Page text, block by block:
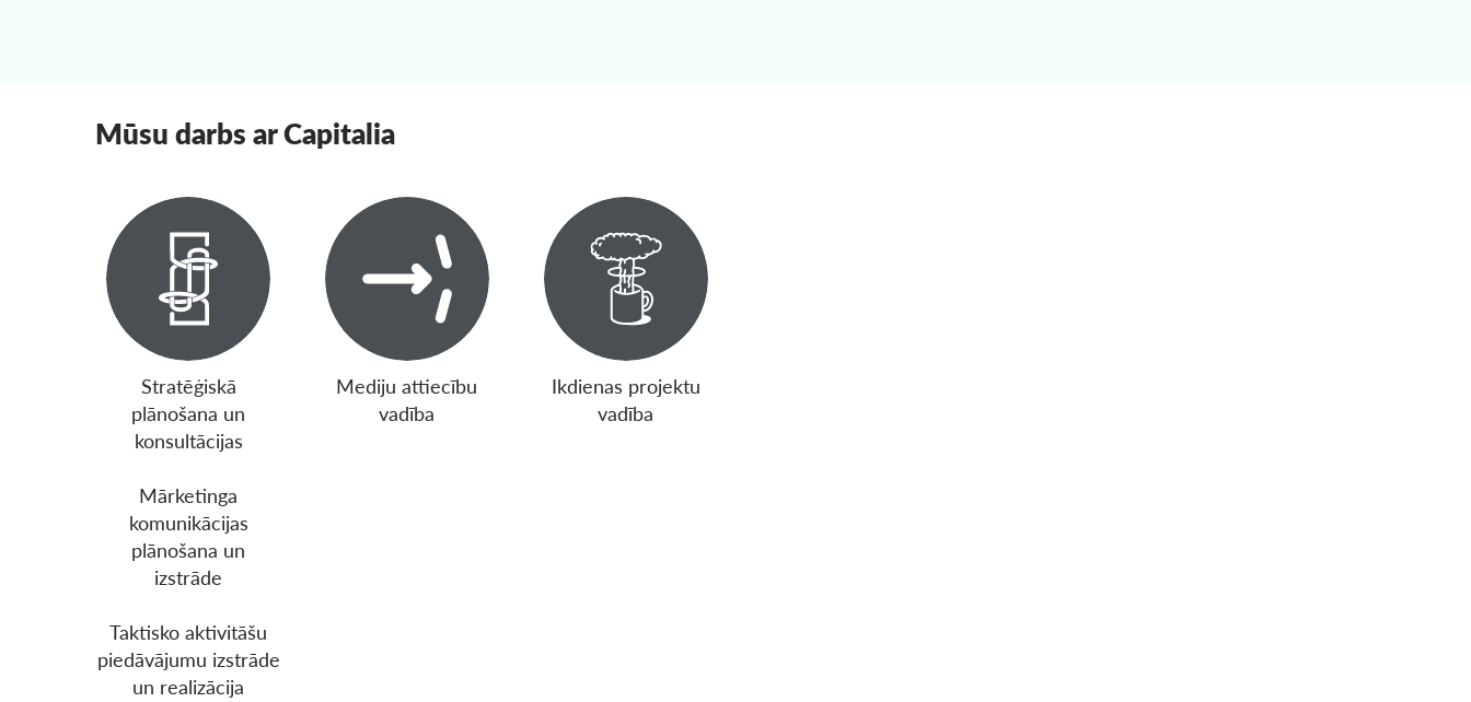
Mūsu darbs ar Capitalia
Stratēģiskā
plānošana un
konsultācijas
Mārketinga
komunikācijas
plānošana un
izstrāde
Taktisko aktivitāšu
piedāvājumu izstrāde
un realizācija
Mediju attiecību
vadība
Ikdienas projektu
vadība